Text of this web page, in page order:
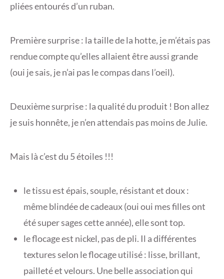
pliées entourés d’un ruban.
Première surprise : la taille de la hotte, je m’étais pas
rendue compte qu’elles allaient être aussi grande
(oui je sais, je n’ai pas le compas dans l’oeil).
Deuxième surprise : la qualité du produit ! Bon allez
je suis honnête, je n’en attendais pas moins de Julie.
Mais là c’est du 5 étoiles !!!
le tissu est épais, souple, résistant et doux :
même blindée de cadeaux (oui oui mes filles ont
été super sages cette année), elle sont top.
le flocage est nickel, pas de pli. Il a différentes
textures selon le flocage utilisé : lisse, brillant,
pailleté et velours. Une belle association qui